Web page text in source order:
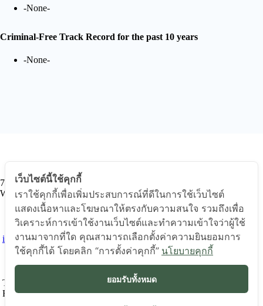
-None-
Criminal-Free Track Record for the past 10 years
-None-
725 Metropolis Building, 19th FL., Sukhumvit Road, Klongton Nua,
Wattana, Bangkok 10110
E-MAIL ADDRESS
info@thaisolarenergy.com
OFFICE CONTACT
Tel +66 2258 4530-34
Fax +66 2258 4534
เว็บไซต์นี้ใช้คุกกี้
เราใช้คุกกี้เพื่อเพิ่มประสบการณ์ที่ดีในการใช้เว็บไซต์
แสดงเนื้อหาและโฆษณาให้ตรงกับความสนใจ รวมถึงเพื่อ
วิเคราะห์การเข้าใช้งานเว็บไซต์และทำความเข้าใจว่าผู้ใช้
งานมาจากที่ใด คุณสามารถเลือกตั้งค่าความยินยอมการ
ใช้คุกกี้ได้ โดยคลิก “การตั้งค่าคุกกี้” นโยบายคุกกี้
ยอมรับทั้งหมด